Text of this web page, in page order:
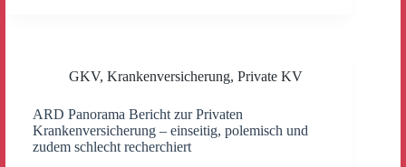
GKV, Krankenversicherung, Private KV
ARD Panorama Bericht zur Privaten
Krankenversicherung – einseitig, polemisch und
zudem schlecht recherchiert